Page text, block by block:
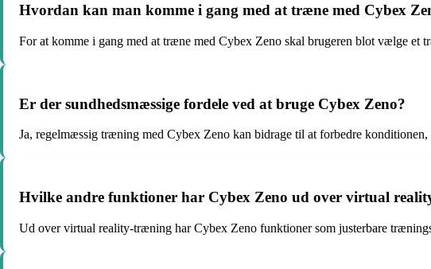
Hvordan kan man komme i gang med at træne med Cybex
For at komme i gang med at træne med Cybex Zeno skal brugeren blot vælge
Er der sundhedsmæssige fordele ved at bruge Cybex Zeno?
Ja, regelmæssig træning med Cybex Zeno kan bidrage til at forbedre
Hvilke andre funktioner har Cybex Zeno ud over virtual
Ud over virtual reality-træning har Cybex Zeno funktioner som justerbare